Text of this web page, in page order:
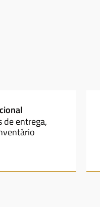
de entrega,